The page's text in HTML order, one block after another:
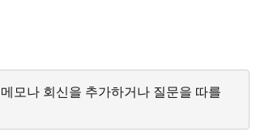
모나 회신을 추가하거나 질문을 따를